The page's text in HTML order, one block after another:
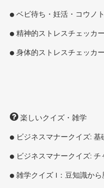
ベビ待ち・妊活・コウノ
精神的ストレスチェッカー
身体的ストレスチェッカー
楽しいクイズ・雑学
ビジネスマナークイズ: 基
ビジネスマナークイズ:
雑学クイズ I：豆知識から